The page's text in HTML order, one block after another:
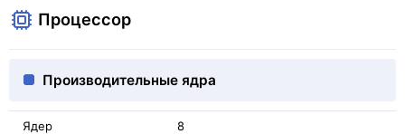
Процессор
Производительные ядра
Ядер 8